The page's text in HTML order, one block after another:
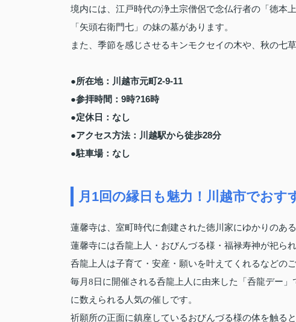
境内には、江戸時代の浄土宗僧侶で念仏行者の「徳本
「矢頭右衛門七」の妹の墓があります。
また、季節を感じさせるキンモクセイの木や、秋の七
●所在地：川越市元町2-9-11
●参拝時間：9時?16時
●定休日：なし
●アクセス方法：川越駅から徒歩28分
●駐車場：なし
月1回の縁日も魅力！川越市でおす
蓮馨寺は、室町時代に創建された徳川家にゆかりのあ
蓮馨寺には呑龍上人・おびんづる様・福禄寿神が祀ら
呑龍上人は子育て・安産・願いを叶えてくれるなどの
毎月8日に開催される呑龍上人に由来した「呑龍デー
に数えられる人気の催しです。
祈願所の正面に鎮座しているおびんづる様の体を触る